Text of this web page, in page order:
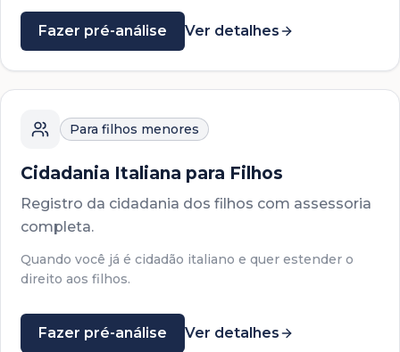
Fazer pré-análise Ver detalhes
Para filhos menores
Cidadania Italiana para Filhos
Registro da cidadania dos filhos com assessoria
completa.
Quando você já é cidadão italiano e quer estender o
direito aos filhos.
Fazer pré-análise Ver detalhes